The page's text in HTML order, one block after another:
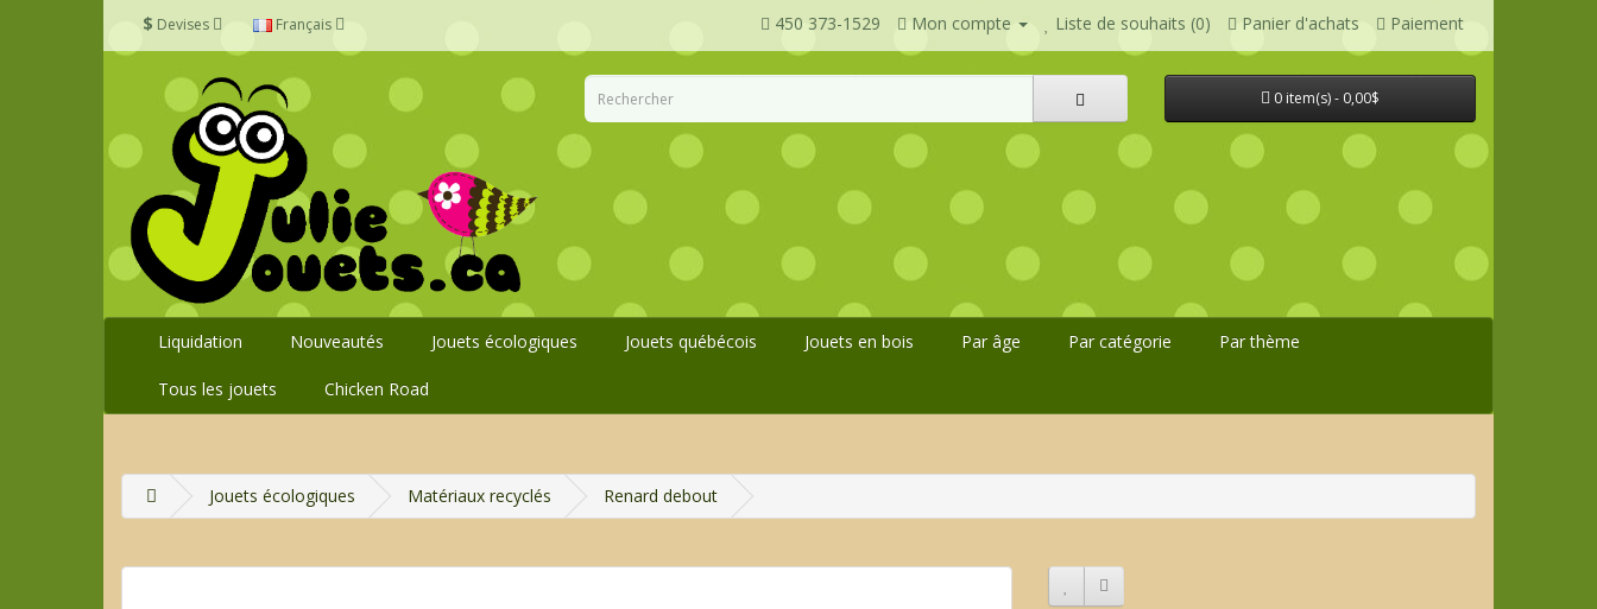
$ Devises Français 450 373-1529 Mon compte Liste de souhaits (0) Panier d'achats Paiement
0 item(s) - 0,00$
Liquidation Nouveautés Jouets écologiques Jouets québécois Jouets en bois Par âge Par catégorie Par thème
Tous les jouets Chicken Road
Jouets écologiques Matériaux recyclés Renard debout